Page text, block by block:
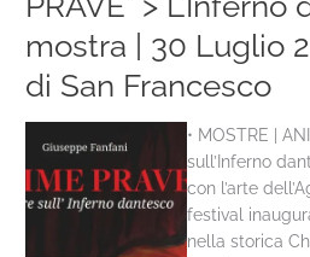
mostra | 30 Luglio
di San Francesco
• MOSTRE |
sull’Inferno
con l’arte
festival
nella storica